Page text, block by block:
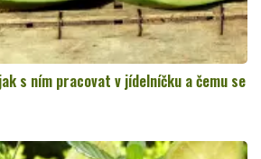
s ním pracovat v jídelníčku a čemu se